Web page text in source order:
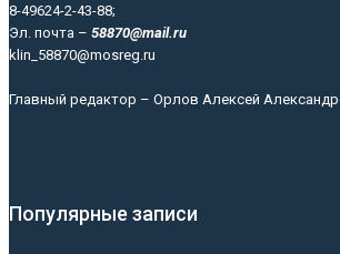
8-49624-2-43-88;
Эл. почта – 58870@mail.ru
klin_58870@mosreg.ru
Главный редактор – Орлов Алексей
Популярные записи